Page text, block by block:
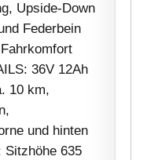
Upside-Down
Federbein
36V 12Ah
10 km,
und hinten
Sitzhöhe 635